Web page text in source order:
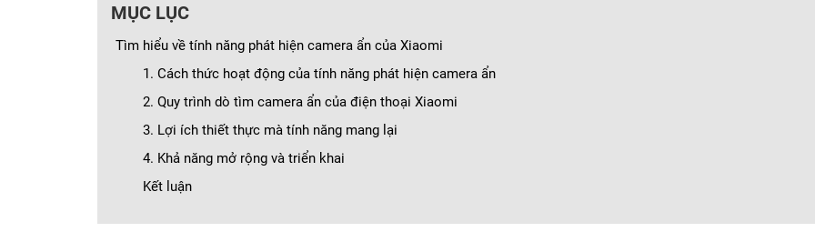
MỤC LỤC
Tìm hiểu về tính năng phát hiện camera ẩn của Xiaomi
1. Cách thức hoạt động của tính năng phát hiện camera ẩn
2. Quy trình dò tìm camera ẩn của điện thoại Xiaomi
3. Lợi ích thiết thực mà tính năng mang lại
4. Khả năng mở rộng và triển khai
Kết luận